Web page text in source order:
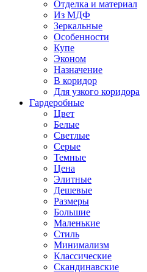
Отделка и материал
Из МДФ
Зеркальные
Особенности
Купе
Эконом
Назначение
В коридор
Для узкого коридора
Гардеробные
Цвет
Белые
Светлые
Серые
Темные
Цена
Элитные
Дешевые
Размеры
Большие
Маленькие
Стиль
Минимализм
Классические
Скандинавские